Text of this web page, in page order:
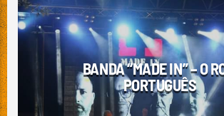
NACIONAL
PROMOÇÃO DE BANDAS
BANDA “MADE IN” – O
PORTUGUÊS